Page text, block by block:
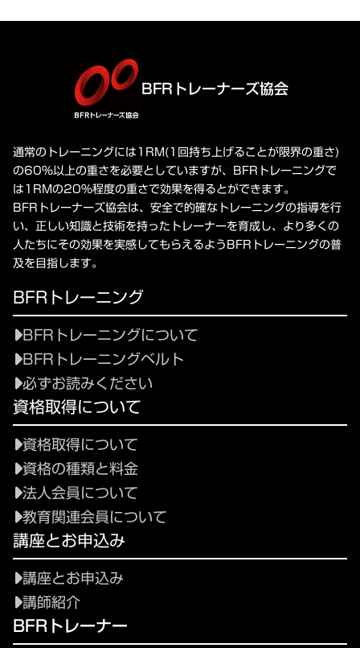
BFRトレーナーズ協会
通常のトレーニングには1RM(1回持ち上げることが限界の重さ)
の60%以上の重さを必要としていますが、BFRトレーニングで
は1RMの20%程度の重さで効果を得るとができます。
BFRトレーナーズ協会は、安全で的確なトレーニングの指導を行
い、正しい知識と技術を持ったトレーナーを育成し、より多くの
人たちにその効果を実感してもらえるようBFRトレーニングの普
及を目指します。
BFRトレーニング
BFRトレーニングについて
BFRトレーニングベルト
必ずお読みください
資格取得について
資格取得について
資格の種類と料金
法人会員について
教育関連会員について
講座とお申込み
講座とお申込み
講師紹介
BFRトレーナー